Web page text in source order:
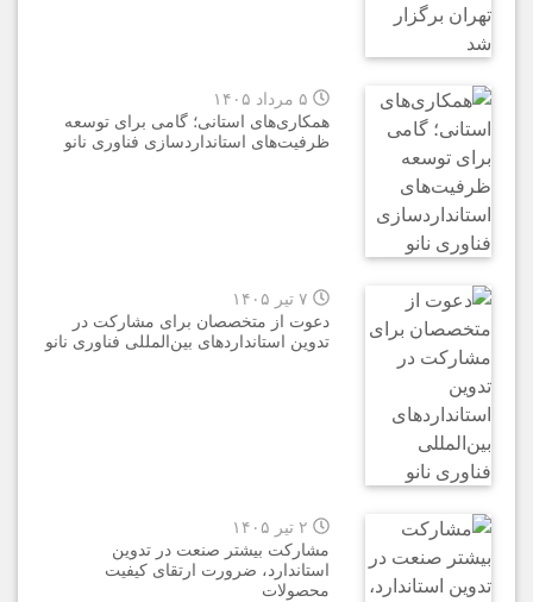
همکاری‌های استانی؛ گامی برای توسعه
ظرفیت‌های استانداردسازی فناوری نانو
دعوت از متخصصان برای مشارکت در
تدوین استانداردهای بین‌المللی فناوری نانو
مشارکت بیشتر صنعت در تدوین
استاندارد، ضرورت ارتقای کیفیت
محصولات